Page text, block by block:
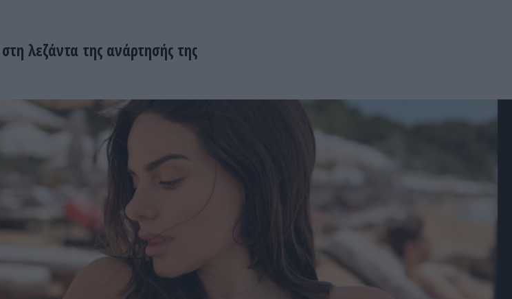
λεζάντα της ανάρτησής της